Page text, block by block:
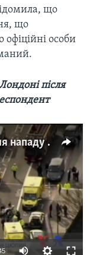
що
що
особи
після
Що відбувається у Лондоні після нападу - передає лондонський кореспондент. Відео
available